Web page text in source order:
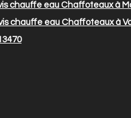
chauffe eau Chaffoteaux à
chauffe eau Chaffoteaux à